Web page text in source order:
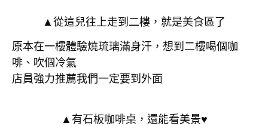
▲從這兒往上走到二樓，就是美食區了
原本在一樓體驗燒琉璃滿身汗，想到二樓喝個咖
啡、吹個冷氣
店員強力推薦我們一定要到外面
▲有石板咖啡桌，還能看美景♥